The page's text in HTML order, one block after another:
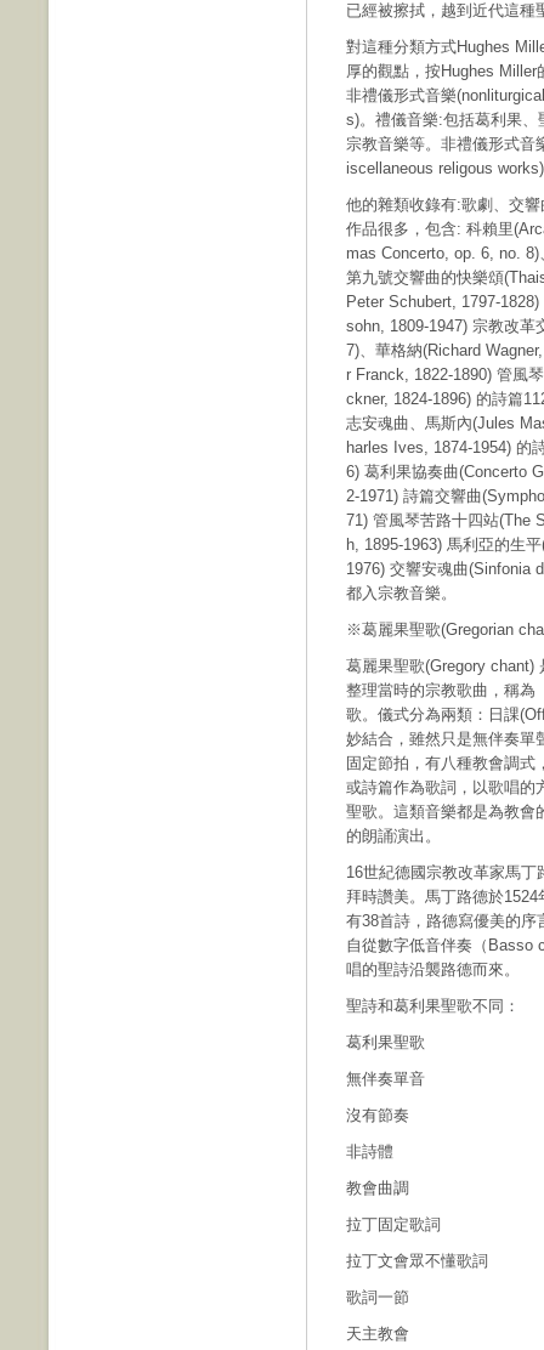
已經被擦拭，越到近代這種
對這種分類方式Hughes
厚的觀點，按Hughes
非禮儀形式音樂
s)。禮儀音樂:包括葛利果
宗教音樂等。非禮儀形式音
iscellaneous religous
他的雜類收錄有:歌劇、交
作品很多，包含: 科賴里
mas Concerto, op. 6, no. 8)
第九號交響曲的快樂頌
Peter Schubert, 1797-
sohn, 1809-1947) 宗教改革
7)、華格納(Richard
r Franck, 1822-1890) 管風
ckner, 1824-1896) 的詩篇
志安魂曲、馬斯內(Jules
harles Ives, 1874-1954) 的
6) 葛利果協奏曲(Concerto
2-1971) 詩篇交響曲
71) 管風琴苦路十四站(The
h, 1895-1963) 馬利亞的生
1976) 交響安魂曲(Sinfonia
都入宗教音樂。
※葛麗果聖歌(Gregorian
葛麗果聖歌(Gregory chant)
整理當時的宗教歌曲，稱為
歌。儀式分為兩類：日課
妙結合，雖然只是無伴奏單
固定節拍，有八種教會調
或詩篇作為歌詞，以歌唱的
聖歌。這類音樂都是為教會
的朗誦演出。
16世紀德國宗教改革家馬丁
拜時讚美。馬丁路德於
有38首詩，路德寫優美的序
自從數字低音伴奏（Basso
唱的聖詩沿襲路德而來。
聖詩和葛利果聖歌不
葛利果聖歌
無伴奏單音
沒有節奏
非詩體
教會曲調
拉丁固定歌詞
拉丁文會眾不懂歌詞
歌詞一節
天主教會